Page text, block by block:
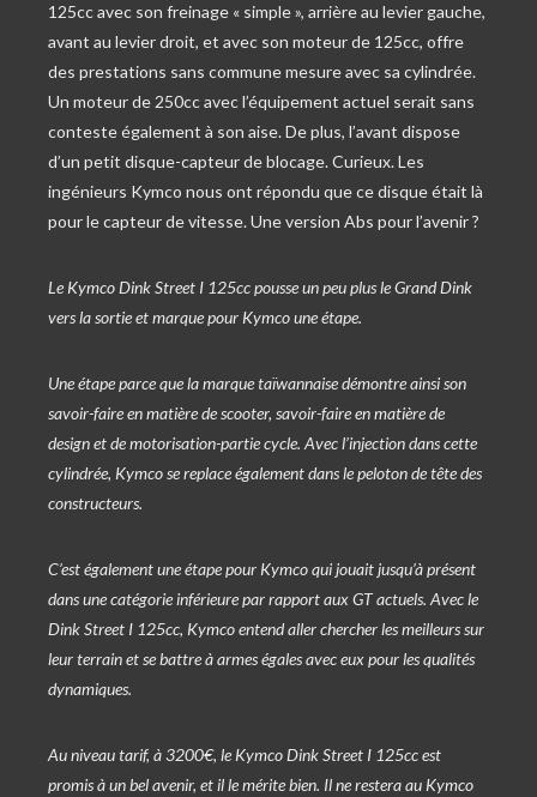
125cc avec son freinage « simple », arrière au levier gauche,
avant au levier droit, et avec son moteur de 125cc, offre
des prestations sans commune mesure avec sa cylindrée.
Un moteur de 250cc avec l’équipement actuel serait sans
conteste également à son aise. De plus, l’avant dispose
d’un petit disque-capteur de blocage. Curieux. Les
ingénieurs Kymco nous ont répondu que ce disque était là
pour le capteur de vitesse. Une version Abs pour l’avenir ?
Le Kymco Dink Street I 125cc pousse un peu plus le Grand Dink
vers la sortie et marque pour Kymco une étape.
Une étape parce que la marque taïwannaise démontre ainsi son
savoir-faire en matière de scooter, savoir-faire en matière de
design et de motorisation-partie cycle. Avec l’injection dans cette
cylindrée, Kymco se replace également dans le peloton de tête des
constructeurs.
C’est également une étape pour Kymco qui jouait jusqu’à présent
dans une catégorie inférieure par rapport aux GT actuels. Avec le
Dink Street I 125cc, Kymco entend aller chercher les meilleurs sur
leur terrain et se battre à armes égales avec eux pour les qualités
dynamiques.
Au niveau tarif, à 3200€, le Kymco Dink Street I 125cc est
promis à un bel avenir, et il le mérite bien. Il ne restera au Kymco